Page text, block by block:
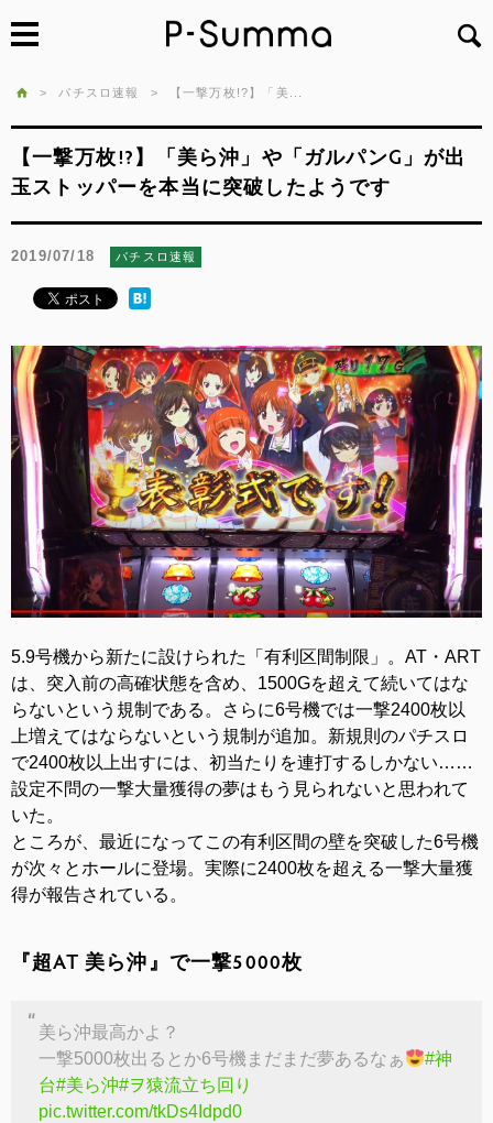
> パチスロ速報 > 【一撃万枚!?】「美...
【一撃万枚!?】「美ら沖」や「ガルパンG」が出
玉ストッパーを本当に突破したようです
2019/07/18 パチスロ速報
5.9号機から新たに設けられた「有利区間制限」。AT・ART
は、突入前の高確状態を含め、1500Gを超えて続いてはな
らないという規制である。さらに6号機では一撃2400枚以
上増えてはならないという規制が追加。新規則のパチスロ
で2400枚以上出すには、初当たりを連打するしかない……
設定不問の一撃大量獲得の夢はもう見られないと思われて
いた。
ところが、最近になってこの有利区間の壁を突破した6号機
が次々とホールに登場。実際に2400枚を超える一撃大量獲
得が報告されている。
『超AT 美ら沖』で一撃5000枚
美ら沖最高かよ？
一撃5000枚出るとか6号機まだまだ夢あるなぁ
#神
台#美ら沖#ヲ猿流立ち回り
pic.twitter.com/tkDs4Idpd0